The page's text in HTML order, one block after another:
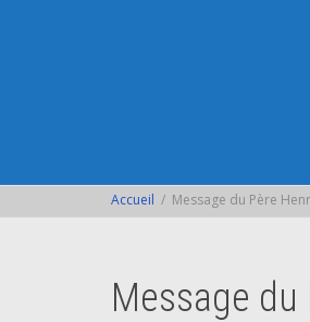
Accueil Message du Père
Message du